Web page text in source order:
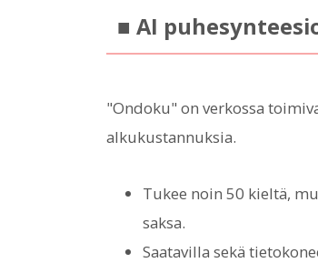
■ AI
"Ondoku" on verkossa
alkukustannuksia.
Tukee noin 50 kieltä,
saksa.
Saatavilla sekä